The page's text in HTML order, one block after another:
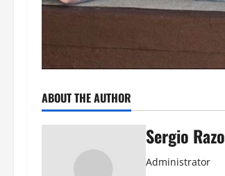
ABOUT THE AUTHOR
Sergio Razo
Administrator